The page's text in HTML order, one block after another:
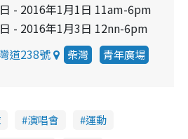
- 2016年1月1日 11am-6pm
- 2016年1月3日 12nn-6pm
道238號 柴灣 青年廣場
演唱會
運動